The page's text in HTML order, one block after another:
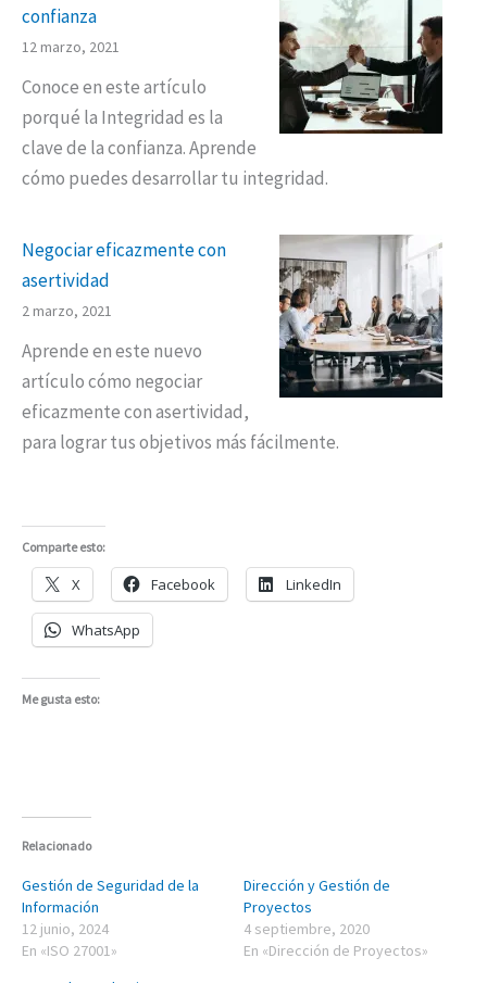
confianza
12 marzo, 2021
Conoce en este artículo
porqué la Integridad es la
clave de la confianza. Aprende
cómo puedes desarrollar tu integridad.
Negociar eficazmente con
asertividad
2 marzo, 2021
Aprende en este nuevo
artículo cómo negociar
eficazmente con asertividad,
para lograr tus objetivos más fácilmente.
Comparte esto:
X Facebook LinkedIn
WhatsApp
Me gusta esto:
Relacionado
Gestión de Seguridad de la
Información
12 junio, 2024
En «ISO 27001»
Dirección y Gestión de
Proyectos
4 septiembre, 2020
En «Dirección de Proyectos»